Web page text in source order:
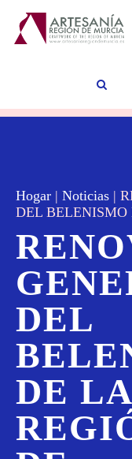
Hogar | Noticias |
DEL
DEL
DE LA